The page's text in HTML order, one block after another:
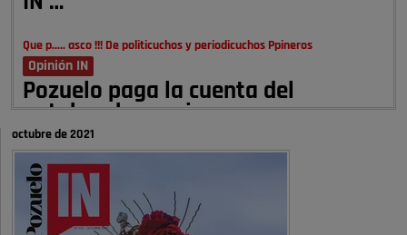
Que p..... asco !!! De politicuchos y periodicuchos Ppineros
Opinión IN
Pozuelo paga la cuenta del
autobombo: casi …
Señora Alcaldesa Ud no ha vivido nunca en Pozuelo , pero yo si desde
hace más de 60 años , …
Pozuelo de Alarcón
Quejas por el deterioro de la
octubre de 2021